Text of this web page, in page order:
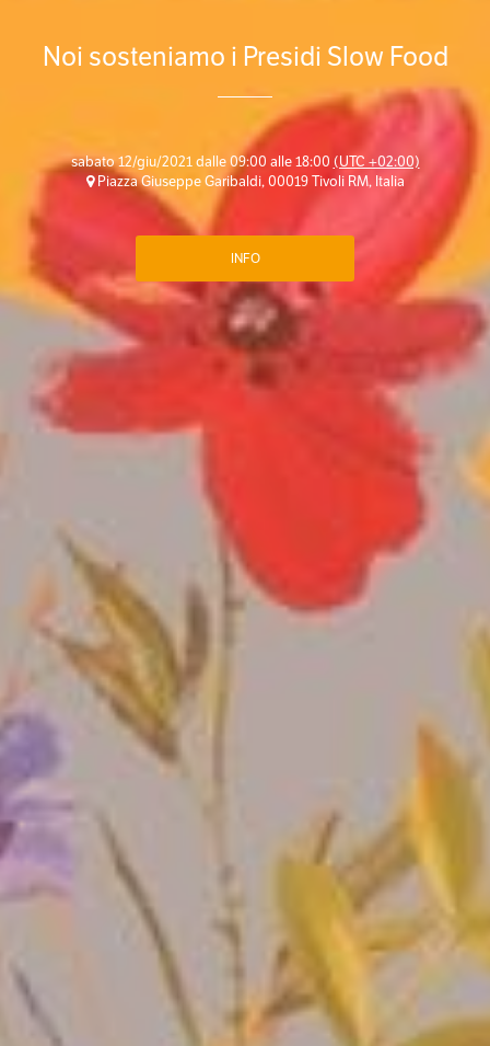
Noi sosteniamo i Presidi Slow Food
sabato 12/giu/2021 dalle 09:00 alle 18:00 (UTC +02:00)
Piazza Giuseppe Garibaldi, 00019 Tivoli RM, Italia
INFO